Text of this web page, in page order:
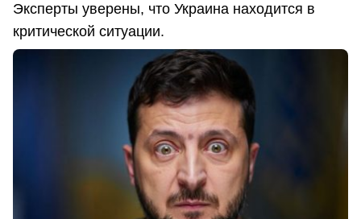
Эксперты уверены, что Украина находится в
критической ситуации.